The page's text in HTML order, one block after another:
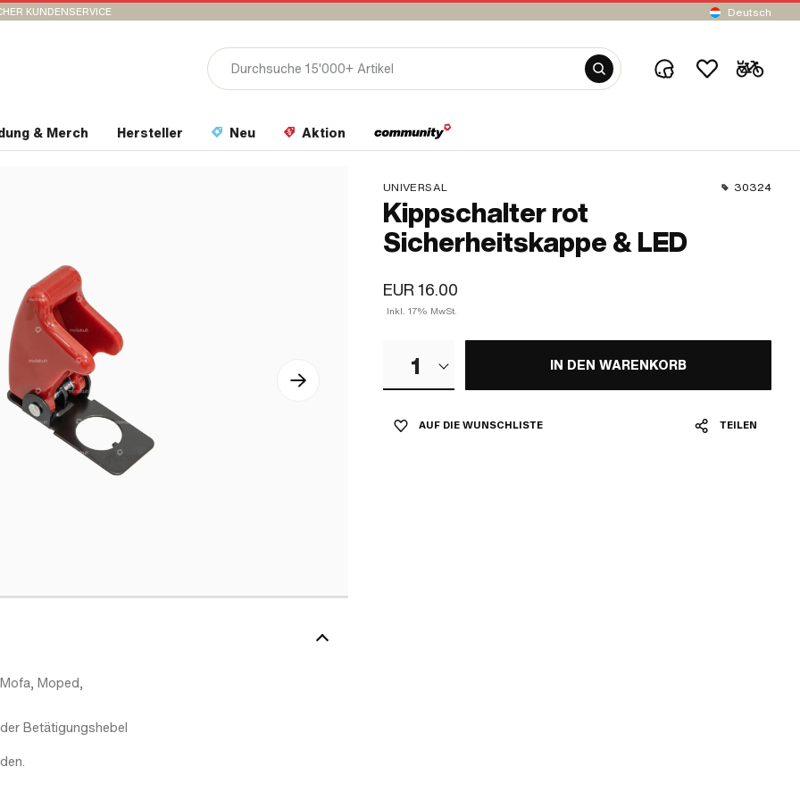
KUNDENSERVICE Deutsch
& Merch Hersteller Neu Aktion
UNIVERSAL 30324
Kippschalter rot
Sicherheitskappe & LED
EUR 16.00
Inkl. 17% MwSt.
1 IN DEN WARENKORB
AUF DIE WUNSCHLISTE TEILEN
Moped,
Betätigungshebel